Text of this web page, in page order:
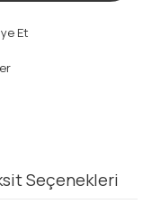
Et
Seçenekleri